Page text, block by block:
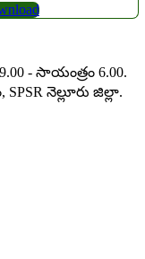
- సాయంత్రం 6.00.
నెల్లూరు జిల్లా.